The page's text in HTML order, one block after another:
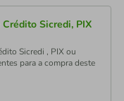
Sicredi, PIX
Sicredi , PIX ou
para a compra deste